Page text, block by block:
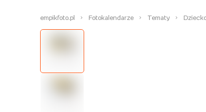
empikfoto.pl Fotokalendarze Tematy